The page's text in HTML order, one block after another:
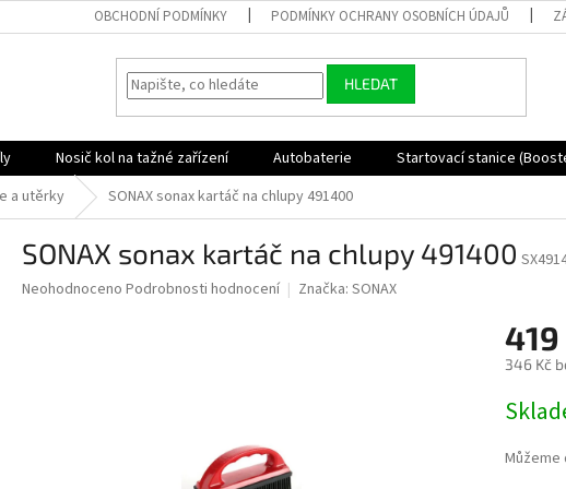
OBCHODNÍ PODMÍNKY PODMÍNKY OCHRANY OSOBNÍCH ÚDAJŮ
HLEDAT
Nosič kol na tažné zařízení Autobaterie Startovací stanice
a utěrky SONAX sonax kartáč na chlupy 491400
SONAX sonax kartáč na chlupy 491400
Průměrné
Neohodnoceno Podrobnosti hodnocení Značka: SONAX
419
346 Kč
cena:
Můžeme